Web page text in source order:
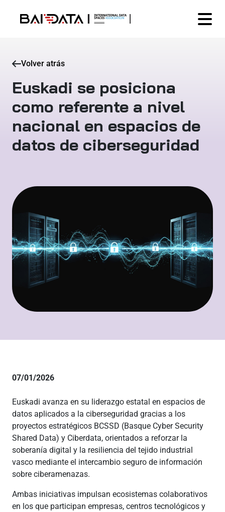
Volver atrás
Euskadi se posiciona
como referente a nivel
nacional en espacios de
datos de ciberseguridad
07/01/2026
Euskadi avanza en su liderazgo estatal en espacios de
datos aplicados a la ciberseguridad gracias a los
proyectos estratégicos BCSSD (Basque Cyber Security
Shared Data) y Ciberdata, orientados a reforzar la
soberanía digital y la resiliencia del tejido industrial
vasco mediante el intercambio seguro de información
sobre ciberamenazas.
Ambas iniciativas impulsan ecosistemas colaborativos
en los que participan empresas, centros tecnológicos y